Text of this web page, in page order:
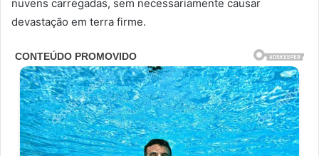
nuvens carregadas, sem necessariamente causar
devastação em terra firme.